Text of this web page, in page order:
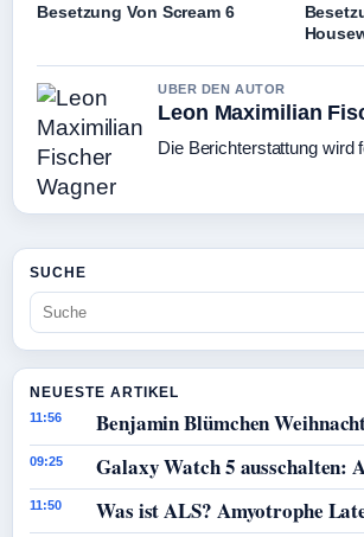
Besetzung Von Scream 6
UBER DEN AUTOR
Leon Maximilian
Die Berichterstattung wird
SUCHE
NEUESTE ARTIKEL
11:56 Benjamin Blümchen
09:25 Galaxy Watch 5 ausschalten:
11:50 Was ist ALS? Amyotrophe